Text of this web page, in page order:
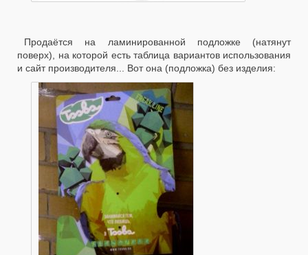
Продаётся на ламинированной подложке (натянут
поверх), на которой есть таблица вариантов использования
и сайт производителя... Вот она (подложка) без изделия: